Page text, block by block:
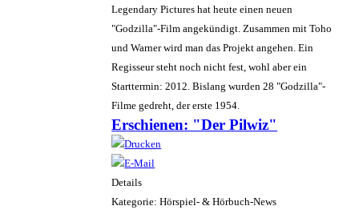
Legendary Pictures hat heute einen neuen
"Godzilla"-Film angekündigt. Zusammen mit Toho
und Warner wird man das Projekt angehen. Ein
Regisseur steht noch nicht fest, wohl aber ein
Starttermin: 2012. Bislang wurden 28 "Godzilla"-
Filme gedreht, der erste 1954.
Erschienen: "Der Pilwiz"
Details
Kategorie: Hörspiel- & Hörbuch-News